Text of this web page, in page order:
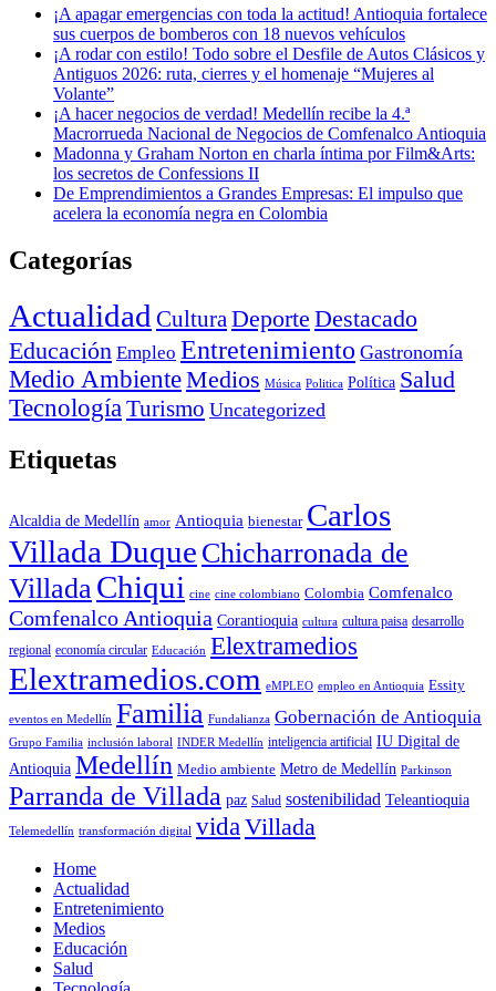
¡A apagar emergencias con toda la actitud! Antioquia fortalece
sus cuerpos de bomberos con 18 nuevos vehículos
¡A rodar con estilo! Todo sobre el Desfile de Autos Clásicos y
Antiguos 2026: ruta, cierres y el homenaje “Mujeres al
Volante”
¡A hacer negocios de verdad! Medellín recibe la 4.ª
Macrorrueda Nacional de Negocios de Comfenalco Antioquia
Madonna y Graham Norton en charla íntima por Film&Arts:
los secretos de Confessions II
De Emprendimientos a Grandes Empresas: El impulso que
acelera la economía negra en Colombia
Categorías
Actualidad Cultura Deporte Destacado
Educación Empleo Entretenimiento Gastronomía
Medio AmbienteMedios Música Politica Política Salud
Tecnología Turismo Uncategorized
Etiquetas
Alcaldia de Medellín amor Antioquia bienestar Carlos
Villada Duque Chicharronada de
Villada Chiqui cine cine colombiano Colombia Comfenalco
Comfenalco Antioquia Corantioquia cultura cultura paisa desarrollo
regional economía circular Educación Elextramedios
Elextramedios.com eMPLEO empleo en Antioquia Essity
eventos en Medellín Familia Fundalianza Gobernación de Antioquia
Grupo Familia inclusión laboral INDER Medellín inteligencia artificial IU Digital de
Antioquia Medellín Medio ambiente Metro de Medellín Parkinson
Parranda de Villada paz Salud sostenibilidad Teleantioquia
Telemedellín transformación digital vida Villada
Home
Actualidad
Entretenimiento
Medios
Educación
Salud